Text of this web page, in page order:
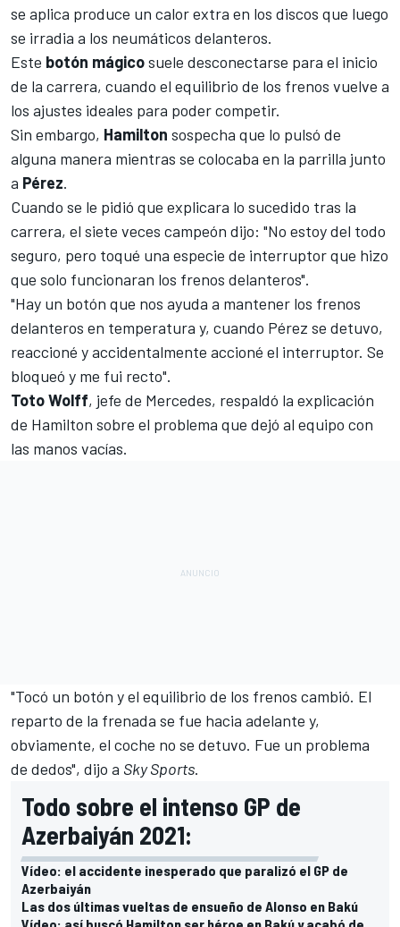
se aplica produce un calor extra en los discos que luego
se irradia a los neumáticos delanteros.
Este botón mágicosuele desconectarse para el inicio
de la carrera, cuando el equilibrio de los frenos vuelve a
los ajustes ideales para poder competir.
Sin embargo, Hamilton sospecha que lo pulsó de
alguna manera mientras se colocaba en la parrilla junto
a Pérez.
Cuando se le pidió que explicara lo sucedido tras la
carrera, el siete veces campeón dijo: "No estoy del todo
seguro, pero toqué una especie de interruptor que hizo
que solo funcionaran los frenos delanteros".
"Hay un botón que nos ayuda a mantener los frenos
delanteros en temperatura y, cuando Pérez se detuvo,
reaccioné y accidentalmente accioné el interruptor. Se
bloqueó y me fui recto".
Toto Wolff, jefe de Mercedes, respaldó la explicación
de Hamilton sobre el problema que dejó al equipo con
las manos vacías.
"Tocó un botón y el equilibrio de los frenos cambió. El
reparto de la frenada se fue hacia adelante y,
obviamente, el coche no se detuvo. Fue un problema
de dedos", dijo a Sky Sports.
Todo sobre el intenso GP de
Azerbaiyán 2021:
Vídeo: el accidente inesperado que paralizó el GP de
Azerbaiyán
Las dos últimas vueltas de ensueño de Alonso en Bakú
Vídeo: así buscó Hamilton ser héroe en Bakú y acabó de